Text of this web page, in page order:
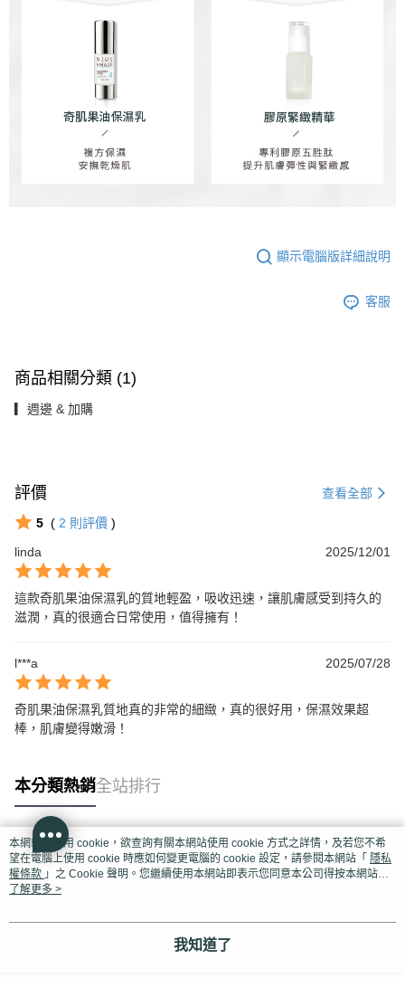
顯示電腦版詳細說明
客服
商品相關分類 (1)
▎週邊 & 加購
評價 查看全部
5 ( 2 則評價 )
linda
2025/12/01
這款奇肌果油保濕乳的質地輕盈，吸收迅速，讓肌膚感受到持久的
滋潤，真的很適合日常使用，值得擁有！
l***a 2025/07/28
奇肌果油保濕乳質地真的非常的細緻，真的很好用，保濕效果超
棒，肌膚變得嫩滑！
本分類熱銷全站排行
熱門標籤
本網站中使用 cookie，欲查詢有關本網站使用 cookie 方式之詳情，及若您不希
望在電腦上使用 cookie 時應如何變更電腦的 cookie 設定，請參閱本網站「 隱私
權條款 」之 Cookie 聲明。您繼續使用本網站即表示您同意本公司得按本網站使
用條款之 Cookie 聲明使用 cookie。
了解更多 >
我知道了